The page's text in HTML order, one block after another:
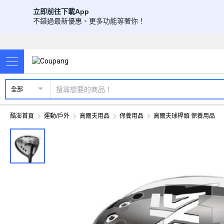
立即前往下載App
不錯過最新優惠、更多功能等著你！
全部
酷澎首頁 運動/戶外 高爾夫用品 保養用品 高爾夫球桿頭 保養用品